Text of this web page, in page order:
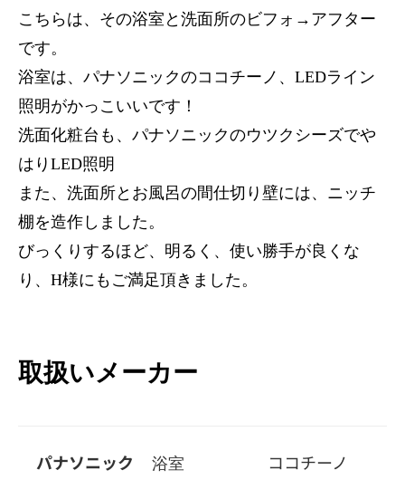
こちらは、その浴室と洗面所のビフォ→アフター
です。
浴室は、パナソニックのココチーノ、LEDライン
照明がかっこいいです！
洗面化粧台も、パナソニックのウツクシーズでや
はりLED照明
また、洗面所とお風呂の間仕切り壁には、ニッチ
棚を造作しました。
びっくりするほど、明るく、使い勝手が良くな
り、H様にもご満足頂きました。
取扱いメーカー
パナソニック 浴室 ココチーノ